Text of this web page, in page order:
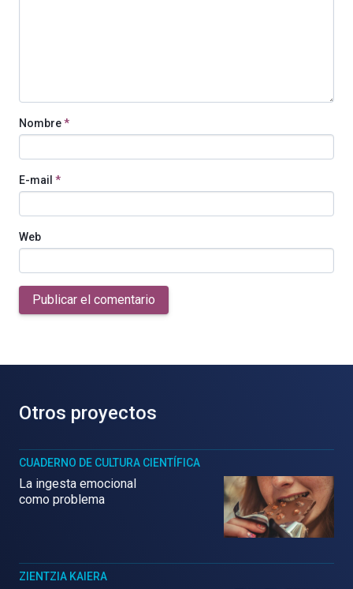
Nombre*
E-mail *
Web
Publicar el comentario
Otros proyectos
CUADERNO DE CULTURA CIENTÍFICA
La ingesta emocional
como problema
ZIENTZIA KAIERA